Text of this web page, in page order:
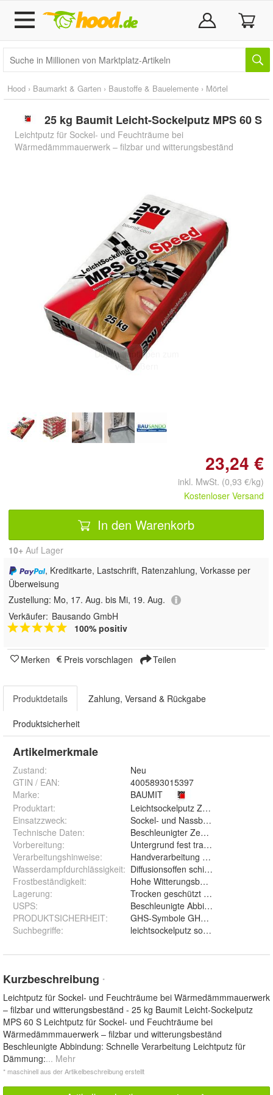
Hood › Baumarkt & Garten › Baustoffe & Bauelemente › Mörtel
25 kg Baumit Leicht-Sockelputz MPS 60 S
Leichtputz für Sockel- und Feuchträume bei
Wärmedämmmauerwerk – filzbar und witterungsbeständ
Doppelt antippen zum
vergrößern
23,24 €
inkl. MwSt. (0,93 €/kg)
Kostenloser Versand
In den Warenkorb
10+ Auf Lager
, Kreditkarte, Lastschrift, Ratenzahlung, Vorkasse per
Überweisung
Zustellung: Mo, 17. Aug. bis Mi, 19. Aug.
Verkäufer: Bausando GmbH
100% positiv
Merken Preis vorschlagen Teilen
Produktdetails Zahlung, Versand & Rückgabe
Produktsicherheit
Artikelmerkmale
Zustand:
Neu
GTIN / EAN:
4005893015397
Marke:
BAUMIT
Produktart:
Leichtsockelputz Zementputz
Einsatzzweck:
Sockel- und Nassbereiche bei
Technische Daten:
Beschleunigter Zementputz DIN
Vorbereitung:
Untergrund fest tragfähig frostfrei
Verarbeitungshinweise:
Handverarbeitung mit Kelle Traufel
Wasserdampfdurchlässigkeit: Diffusionsoffen schimmelvorbeugend
Frostbeständigkeit:
Hohe Witterungsbeständigkeit
Lagerung:
Trocken geschützt maximal 3
USPS:
Beschleunigte Abbindung: Schnelle
PRODUKTSICHERHEIT:
Suchbegriffe: leichtsockelputz sockelputz
Kurzbeschreibung *
Leichtputz für Sockel- und Feuchträume bei Wärmedämmmauerwerk
– filzbar und witterungsbeständ - 25 kg Baumit Leicht-Sockelputz
MPS 60 S Leichtputz für Sockel- und Feuchträume bei
Wärmedämmmauerwerk – filzbar und witterungsbeständ
Beschleunigte Abbindung: Schnelle Verarbeitung Leichtputz für
Dämmung:... Mehr
* maschinell aus der Artikelbeschreibung erstellt